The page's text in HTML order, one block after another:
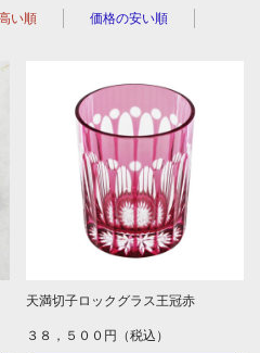
い順 価格の安い順
天満切子ロックグラス王冠赤
３８，５００円（税込）